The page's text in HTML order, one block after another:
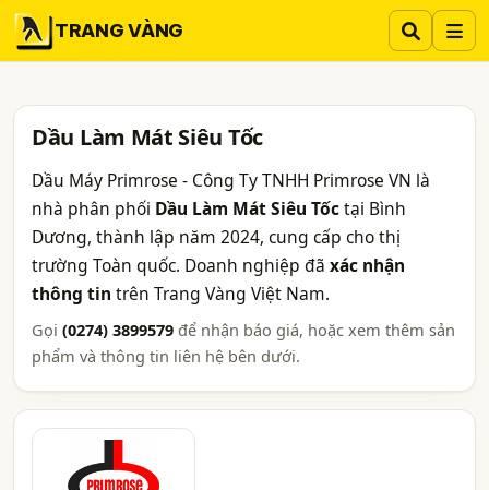
TRANG VÀNG
Dầu Làm Mát Siêu Tốc
Dầu Máy Primrose - Công Ty TNHH Primrose VN là
nhà phân phối Dầu Làm Mát Siêu Tốctại Bình
Dương, thành lập năm 2024, cung cấp cho thị
trường Toàn quốc. Doanh nghiệp đã xác nhận
thông tin trên Trang Vàng Việt Nam.
Gọi (0274) 3899579 để nhận báo giá, hoặc xem thêm sản
phẩm và thông tin liên hệ bên dưới.